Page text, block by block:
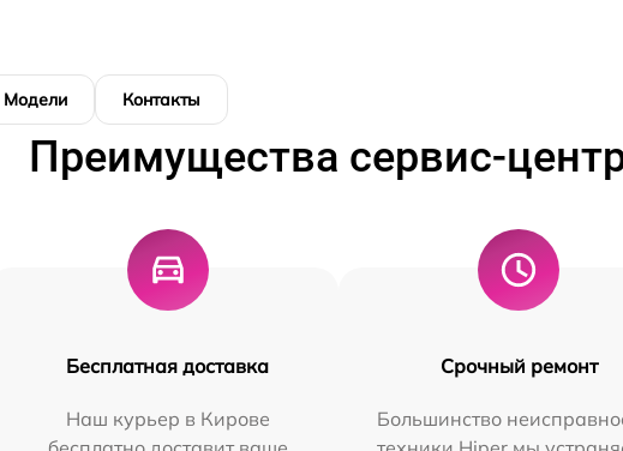
Модели Контакты
Преимущества сервис-
Бесплатная доставка
Наш курьер в Кирове
Срочный ремонт
Большинство